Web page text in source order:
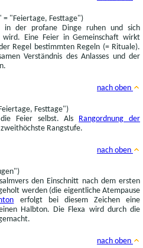
= "Feiertage, Festtage")
in der profane Dinge ruhen und sich
wird. Eine Feier in Gemeinschaft wirkt
Regel bestimmten Regeln (= Rituale).
Verständnis des Anlasses und der
nach oben
Festtage")
Feier selbst. Als
Rangordnung der
Rangstufe.
nach oben
den Einschnitt nach dem ersten
werden (die eigentliche Atempause
erfolgt bei diesem Zeichen eine
Halbton. Die Flexa wird durch die
nach oben